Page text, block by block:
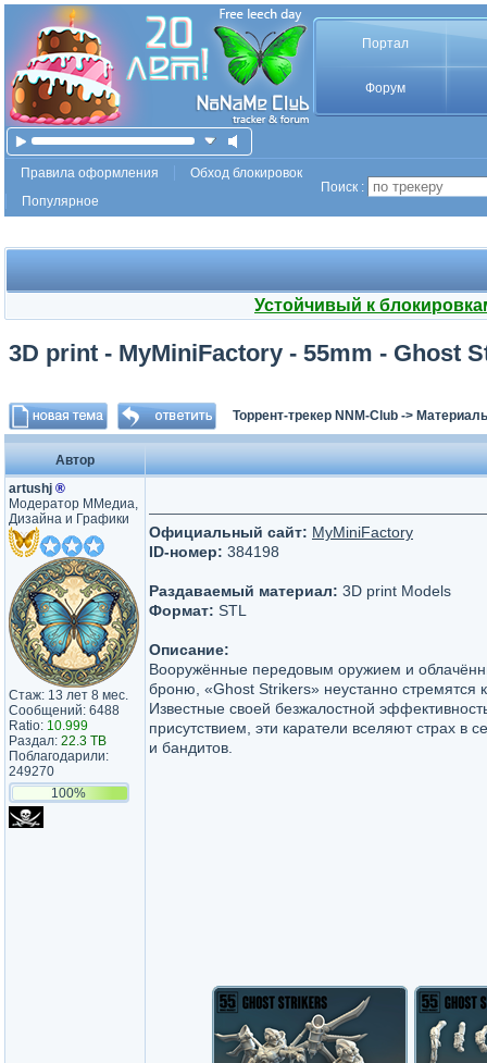
Портал
Форум
Правила оформления
Обход блокировок
Популярное
Поиск :
Устойчивый к
3D print - MyMiniFactory - 55mm - Ghost
Торрент-трекер NNM-Club ->
Автор
artushj ®
Модератор ММедиа,
Дизайна и Графики
Стаж: 13 лет 8 мес.
Сообщений: 6488
Ratio: 10.999
Раздал: 22.3 TB
Поблагодарили:
249270
100%
Официальный сайт: MyMiniFactory
ID-номер: 384198
Раздаваемый материал: 3D print Models
Формат: STL
Описание:
Вооружённые передовым оружием и
броню, «Ghost Strikers» неустанно стремятся
Известные своей безжалостной
присутствием, эти каратели вселяют страх в
и бандитов.